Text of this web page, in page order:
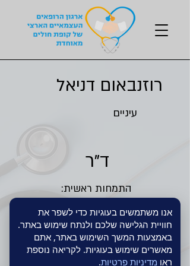
אנו משתמשים בעוגיות כדי לשפר את
חוויית הגלישה שלכם ולנתח שימוש באתר.
באמצעות המשך השימוש באתר, אתם
מאשרים שימוש בעוגיות. לקריאה נוספת
ראו מדיניות פרטיות.
רוזנבאום דניאל
עיניים
ד"ר
התמחות ראשית:
מאוחדת
אונ' תל אביב
למדתי רפואה ב:
בי"ח ברזילי